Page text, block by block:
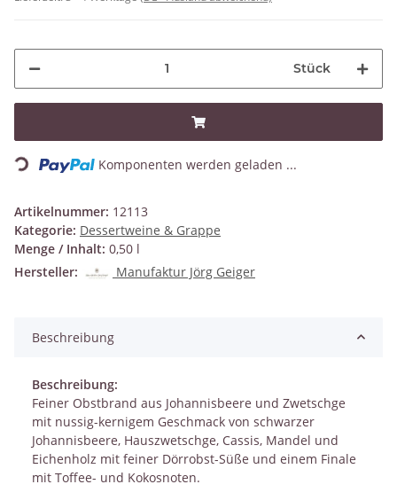
Stück
Loading... Komponenten werden geladen ...
Artikelnummer: 12113
Kategorie: Dessertweine & Grappe
Menge / Inhalt: 0,50 l
Hersteller:
Manufaktur Jörg Geiger
Beschreibung
Beschreibung:
Feiner Obstbrand aus Johannisbeere und Zwetschge
mit nussig-kernigem Geschmack von schwarzer
Johannisbeere, Hauszwetschge, Cassis, Mandel und
Eichenholz mit feiner Dörrobst-Süße und einem Finale
mit Toffee- und Kokosnoten.